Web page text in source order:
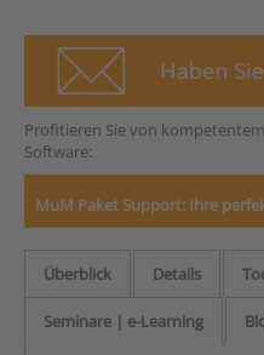
Profitieren Sie von
Software:
MuM Paket Support: Ihre
Überblick Details
Seminare | e-Learning